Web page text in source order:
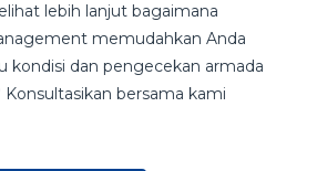
lebih lanjut bagaimana
memudahkan Anda
kondisi dan pengecekan armada
Konsultasikan bersama kami